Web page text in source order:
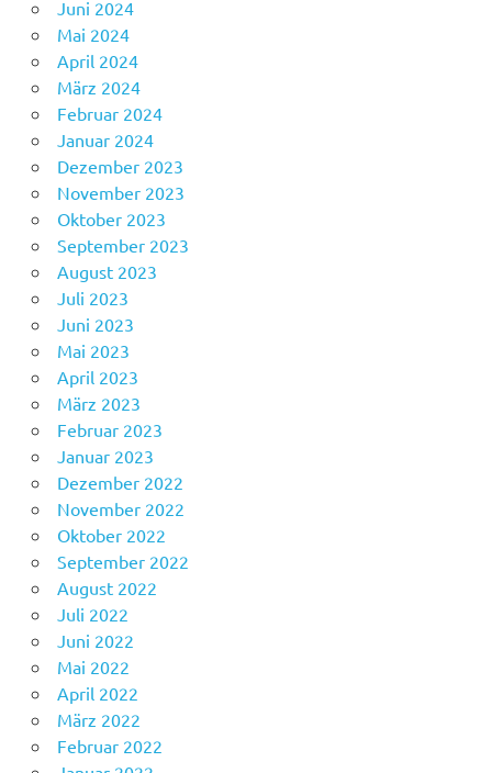
Juni 2024
Mai 2024
April 2024
März 2024
Februar 2024
Januar 2024
Dezember 2023
November 2023
Oktober 2023
September 2023
August 2023
Juli 2023
Juni 2023
Mai 2023
April 2023
März 2023
Februar 2023
Januar 2023
Dezember 2022
November 2022
Oktober 2022
September 2022
August 2022
Juli 2022
Juni 2022
Mai 2022
April 2022
März 2022
Februar 2022